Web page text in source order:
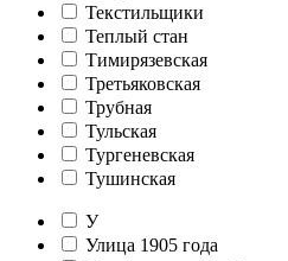
Текстильщики
Теплый стан
Тимирязевская
Третьяковская
Трубная
Тульская
Тургеневская
Тушинская
У
Улица 1905 года